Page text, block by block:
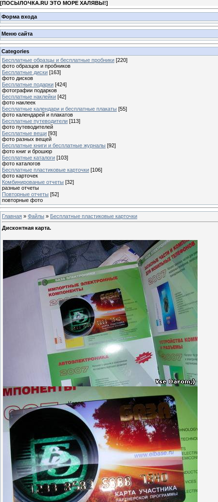
[ПОСЫЛОЧКА.RU ЭТО МОРЕ ХАЛЯВЫ!]
Форма входа
Меню сайта
Categories
Бесплатные образцы и бесплатные пробники [220]
фото образцов и пробников
Бесплатные диски [163]
фото дисков
Бесплатные подарки [424]
фотографии подарков
Бесплатные наклейки [42]
фото наклеек
Бесплатные календари и бесплатные плакаты [55]
фото календарей и плакатов
Бесплатные путеводители [113]
фото путеводителей
Бесплатные вещи [93]
фото разных вещей
Бесплатные книги и бесплатные журналы [92]
фото книг и брошюр
Бесплатные каталоги [103]
фото каталогов
Бесплатные пластиковые карточки [106]
фото карточек
Комбинированые отчеты [32]
разные отчеты
Повторные отчеты [52]
повторные фото
Главная » Файлы » Бесплатные пластиковые карточки
Дисконтная карта.